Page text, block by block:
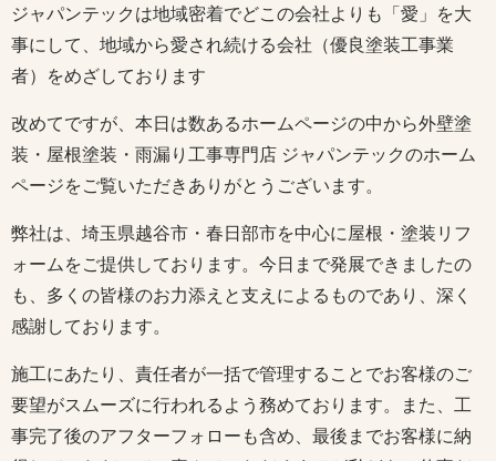
ジャパンテックは地域密着でどこの会社よりも「愛」を大
事にして、地域から愛され続ける会社（優良塗装工事業
者）をめざしております
改めてですが、本日は数あるホームページの中から外壁塗
装・屋根塗装・雨漏り工事専門店 ジャパンテックのホーム
ページをご覧いただきありがとうございます。
弊社は、埼玉県越谷市・春日部市を中心に屋根・塗装リフ
ォームをご提供しております。今日まで発展できましたの
も、多くの皆様のお力添えと支えによるものであり、深く
感謝しております。
施工にあたり、責任者が一括で管理することでお客様のご
要望がスムーズに行われるよう務めております。また、工
事完了後のアフターフォローも含め、最後までお客様に納